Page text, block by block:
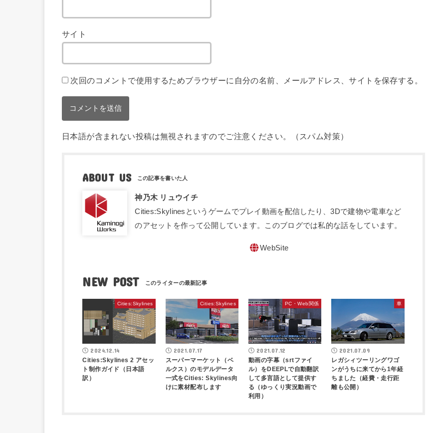
サイト
次回のコメントで使用するためブラウザーに自分の名前、メールアドレス、サイトを保存する。
日本語が含まれない投稿は無視されますのでご注意ください。（スパム対策）
ABOUT US
神乃木 リュウイチ
Cities:Skylinesというゲームでプレイ動画を配信したり、3Dで建物や電車など
のアセットを作って公開しています。このブログでは私的な話をしています。
WebSite
NEW POST
Cities:Skylines
2024.12.14
Cities:Skylines 2 アセッ
ト制作ガイド（日本語
訳）
Cities:Skylines
2021.07.17
スーパーマーケット（ベ
ルクス）のモデルデータ
一式をCities: Skylines向
けに素材配布します
PC・Web関係
2021.07.12
動画の字幕（srtファイ
ル）をDEEPLで自動翻訳
して多言語として提供す
る（ゆっくり実況動画で
利用）
車
2021.07.09
レガシィツーリングワゴ
ンがうちに来てから1年経
ちました（経費・走行距
離も公開）